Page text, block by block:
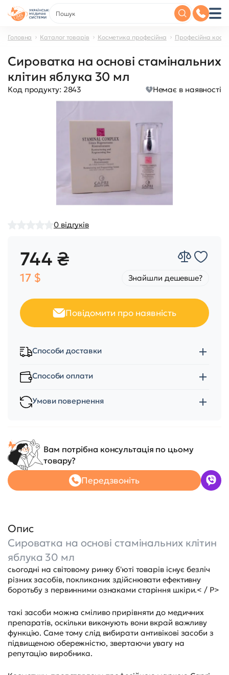
Головна Каталог товарів Косметика професійна Професійна
Сироватка на основі стамінальних
клітин яблука 30 мл
Код продукту: 2843 Немає в наявності
0 відгуків
744 ₴
17 $ Знайшли дешевше?
Повідомити про наявність
Способи доставки
Способи оплати
Умови повернення
Вам потрібна консультація по цьому
товару?
Передзвоніть
Опис
Сироватка на основі стамінальних клітин
яблука 30 мл
сьогодні на світовому ринку б'юті товарів існує безліч
різних засобів, покликаних здійснювати ефективну
боротьбу з первинними ознаками старіння шкіри.< / P>
такі засоби можна сміливо прирівняти до медичних
препаратів, оскільки виконують вони вкрай важливу
функцію. Саме тому слід вибирати антивікові засоби з
підвищеною обережністю, звертаючи увагу на
репутацію виробника.